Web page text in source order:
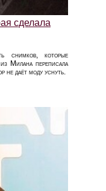
сделала
снимков, которые
Милана переписала
не даёт моду уснуть.